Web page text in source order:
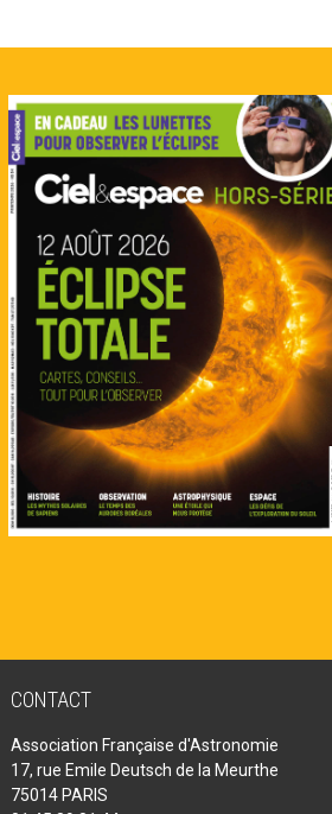
CONTACT
Association Française d'Astronomie
17, rue Emile Deutsch de la Meurthe
75014 PARIS